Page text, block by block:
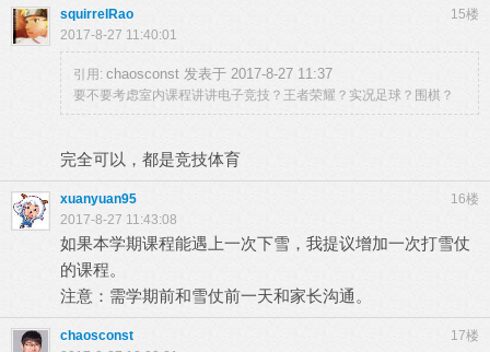
15楼
squirrelRao
2017-8-27 11:40:01
引用: chaosconst 发表于 2017-8-27 11:37
要不要考虑室内课程讲讲电子竞技？王者荣耀？实况足球？围棋？
完全可以，都是竞技体育
16楼
xuanyuan95
2017-8-27 11:43:08
如果本学期课程能遇上一次下雪，我提议增加一次打雪仗
的课程。
注意：需学期前和雪仗前一天和家长沟通。
17楼
chaosconst